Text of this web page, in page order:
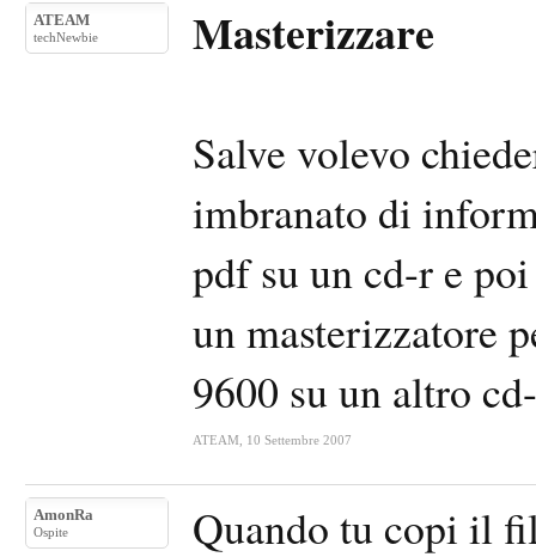
ATEAM
techNewbie Masterizzare
Salve volevo
imbranato di
pdf su un cd-r e
un masterizzatore
9600 su un altro
ATEAM 10 Settembre 2007
AmonRa
Ospite Quando tu copi il